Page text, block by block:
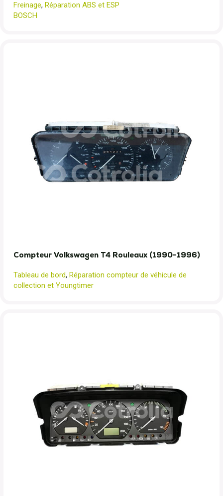
Freinage, Réparation ABS et ESP
BOSCH
Compteur Volkswagen T4 Rouleaux (1990-1996)
Tableau de bord, Réparation compteur de véhicule de
collection et Youngtimer